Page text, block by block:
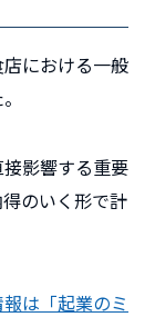
における一般
影響する重要
のいく形で計
は「起業のミ